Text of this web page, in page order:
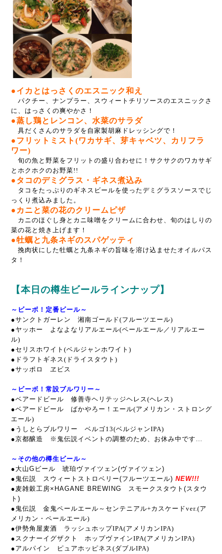
●イカとはっさくのエスニック和え
パクチー、ナンプラー、スウィートチリソースのエスニックさ
に、はっさくの爽やかさ！
●蒸し鶏とレンコン、水菜のサラダ
具だくさんのサラダを自家製胡麻ドレッシングで！
●フリットミスト(ワカサギ、芽キャベツ、カリフラ
ワー)
旬の魚と野菜をフリットの盛り合わせに！サクサクのワカサギ
とホクホクのお野菜!!
●タコのデミグラス・ギネス煮込み
タコをたっぷりのギネスビールを使ったデミグラスソースでじ
っくり煮込みました。
●カニと菜の花のクリームピザ
カニのほぐし身とカニ味噌をクリームに合わせ、旬のはしりの
菜の花と焼き上げます！
●牡蠣と九条ネギのスパゲッティ
挽肉状にした牡蠣と九条ネギの旨味を溶け込ませたオイルパス
タ！
【本日の樽生ビールラインナップ】
～ビーボ！定番ビール～
●サンクトガーレン 湘南ゴールド(フルーツエール)
●ヤッホー よなよなリアルエール(ペールエール／リアルエー
ル)
●セリスホワイト(ベルジャンホワイト)
●ドラフトギネス(ドライスタウト)
●サッポロ ヱビス
～ビーボ！常設ブルワリー～
●ベアードビール 修善寺ヘリテッジヘレス(ヘレス)
●ベアードビール ばかやろー！エール(アメリカン・ストロング
エール)
●うしとらブルワリー ベルゴ13(ベルジャンIPA)
●京都醸造 ※鬼伝説イベントの調整のため、お休み中です…
～その他の樽生ビール～
●大山Gビール 琥珀ヴァイツェン(ヴァイツェン)
●鬼伝説 スウィートストロベリー(フルーツエール) NEW!!!
●麦雑穀工房×HAGANE BREWING スモークスタウト(スタウ
ト)
●鬼伝説 金鬼ペールエール～センテニアル+カスケードver.(ア
メリカン・ペールエール)
●伊勢角屋麦酒 ラッシュホップIPA(アメリカンIPA)
●スクナーイグザクト ホップヴァインIPA(アメリカンIPA)
●アルパイン ピュアホッピネス(ダブルIPA)